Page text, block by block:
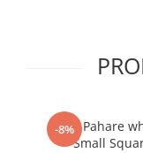
-8%
Set 6 Pahare
Small